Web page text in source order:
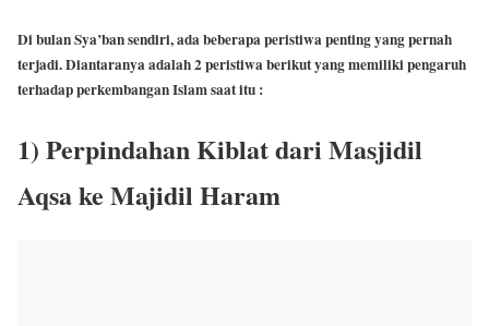
Di bulan Sya’ban sendiri, ada beberapa peristiwa penting yang pernah
terjadi. Diantaranya adalah 2 peristiwa berikut yang memiliki pengaruh
terhadap perkembangan Islam saat itu :
1) Perpindahan Kiblat dari Masjidil
Aqsa ke Majidil Haram